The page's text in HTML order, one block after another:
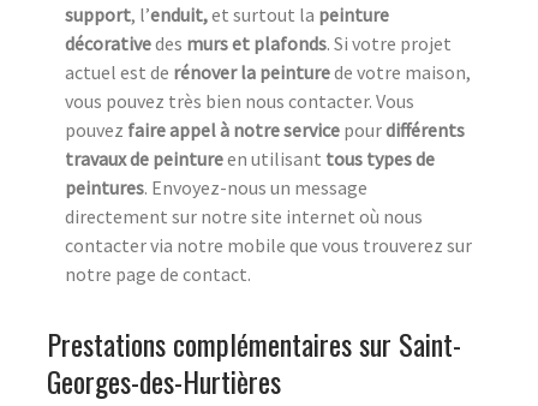
support, l’enduit,et surtout la peinture
décorativedes murs et plafonds. Si votre projet
actuel est de rénover la peinturede votre maison,
vous pouvez très bien nous contacter. Vous
pouvez faire appel à notre service pourdifférents
travaux de peintureen utilisant tous types de
peintures. Envoyez-nous un message
directement sur notre site internet où nous
contacter via notre mobile que vous trouverez sur
notre page de contact.
Prestations complémentaires sur Saint-
Georges-des-Hurtières